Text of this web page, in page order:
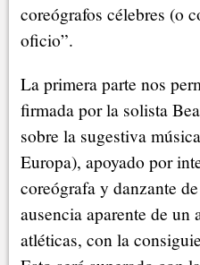
coreógrafos célebres (o
oficio”.
La primera parte nos
firmada por la solista
sobre la sugestiva
Europa), apoyado por
coreógrafa y danzante
ausencia aparente de
atléticas, con la